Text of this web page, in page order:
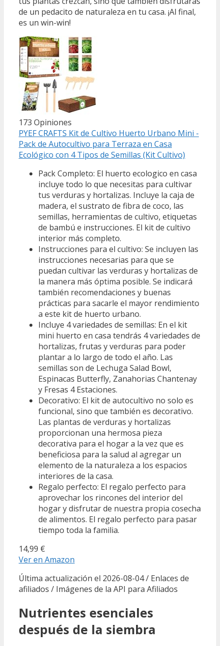
de un pedacito de naturaleza en tu casa. ¡Al final,
es un win-win!
173 Opiniones
PYEF CRAFTS Kit de Cultivo Huerto Urbano Mini -
Pack de Autocultivo para Terraza en Casa
Ecológico con 4 Tipos de Semillas (Kit Cultivo)
Pack Completo: El huerto ecologico en casa
incluye todo lo que necesitas para cultivar
tus verduras y hortalizas. Incluye la caja de
madera, el sustrato de fibra de coco, las
semillas, herramientas de cultivo, etiquetas
de bambú e instrucciones. El kit de cultivo
interior más completo.
Instrucciones para el cultivo: Se incluyen las
instrucciones necesarias para que se
puedan cultivar las verduras y hortalizas de
la manera más óptima posible. Se indicará
también recomendaciones y buenas
prácticas para sacarle el mayor rendimiento
a este kit de huerto urbano.
Incluye 4 variedades de semillas: En el kit
mini huerto en casa tendrás 4 variedades de
hortalizas, frutas y verduras para poder
plantar a lo largo de todo el año. Las
semillas son de Lechuga Salad Bowl,
Espinacas Butterfly, Zanahorias Chantenay
y Fresas 4 Estaciones.
Decorativo: El kit de autocultivo no solo es
funcional, sino que también es decorativo.
Las plantas de verduras y hortalizas
proporcionan una hermosa pieza
decorativa para el hogar a la vez que es
beneficiosa para la salud al agregar un
elemento de la naturaleza a los espacios
interiores de la casa.
Regalo perfecto: El regalo perfecto para
aprovechar los rincones del interior del
hogar y disfrutar de nuestra propia cosecha
de alimentos. El regalo perfecto para pasar
tiempo toda la familia.
14,99 €
Ver en Amazon
Última actualización el 2026-08-04 / Enlaces de
afiliados / Imágenes de la API para Afiliados
Nutrientes esenciales
después de la siembra